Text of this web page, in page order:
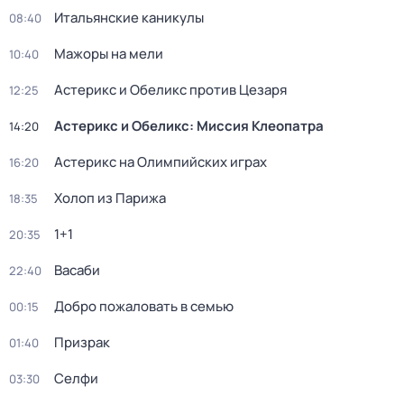
08:40 Итальянские каникулы
10:40 Мажоры на мели
12:25 Астерикс и Обеликс против Цезаря
14:20 Астерикс и Обеликс: Миссия Клеопатра
16:20 Астерикс на Олимпийских играх
18:35 Холоп из Парижа
20:35 1+1
22:40 Васаби
00:15 Добро пожаловать в семью
01:40 Призрак
03:30 Селфи